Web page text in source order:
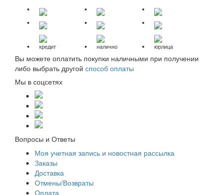
кредит налично юрлица
Вы можете оплатить покупки наличными при получении
либо выбрать другой способ оплаты
Мы в соцсетях
Вопросы и Ответы
Моя учетная запись и новостная рассылка
Заказы
Доставка
Отмены/Возвраты
Оплата